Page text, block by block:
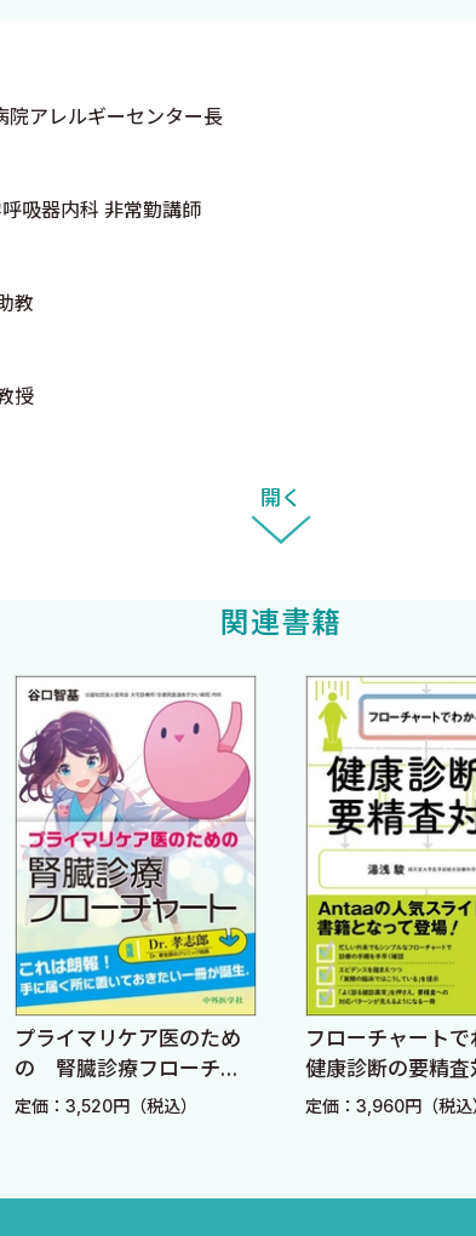
老澤元宏〉
ギー症候群 〈正木克宜〉
近藤康人〉
さくら〉
ン 〈山口正雄〉
〈千貫祐子〉
千貫祐子〉
＋鑑別の山椒 〈伊藤 潤〉
平〉
ギー 〈矢上晶子〉
晋〉
院アレルギーセンター長
吸器内科 非常勤講師
教
授
開く
関連書籍
プライマリケア医のため
の 腎臓診療フローチャ
ート
定価：3,520円（税込）
フローチャートで
健康診断の要精査
定価：3,960円（税込